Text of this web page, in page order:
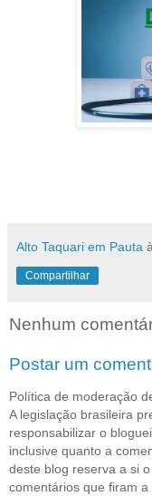
Alto Taquari em Pauta
Compartilhar
Nenhum
Postar um
Política de moderação
A legislação brasileira
responsabilizar o
inclusive quanto a
deste blog reserva a si
comentários que firam